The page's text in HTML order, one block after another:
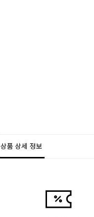
상품 상세 정보